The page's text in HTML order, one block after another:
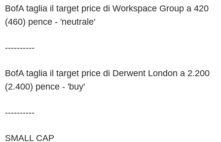
BofA taglia il target price di Workspace Group a 420
(460) pence - 'neutrale'
----------
BofA taglia il target price di Derwent London a 2.200
(2.400) pence - 'buy'
----------
SMALL CAP